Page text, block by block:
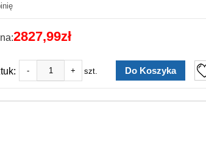
2827,99zł
- + szt.